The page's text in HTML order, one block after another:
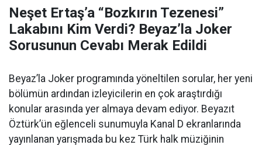
Neşet Ertaş’a “Bozkırın Tezenesi”
Lakabını Kim Verdi? Beyaz’la Joker
Sorusunun Cevabı Merak Edildi
Beyaz’la Joker programında yöneltilen sorular, her yeni
bölümün ardından izleyicilerin en çok araştırdığı
konular arasında yer almaya devam ediyor. Beyazıt
Öztürk’ün eğlenceli sunumuyla Kanal D ekranlarında
yayınlanan yarışmada bu kez Türk halk müziğinin